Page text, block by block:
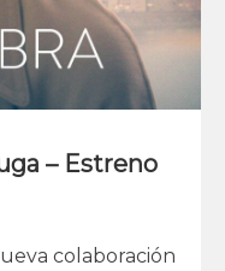
– Estreno
colaboración